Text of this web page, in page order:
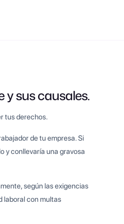
y sus causales.
tus derechos.
de tu empresa. Si
y conllevaría una gravosa
según las exigencias
laboral con multas